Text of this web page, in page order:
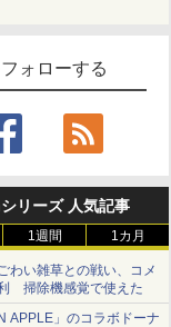
ォローする
リーズ 人気記事
1週間 1カ月
わい雑草との戦い、コメ
掃除機感覚で使えた
APPLE」のコラボドーナ